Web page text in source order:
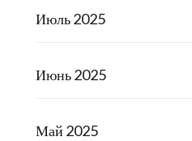
Июль 2025
Июнь 2025
Май 2025